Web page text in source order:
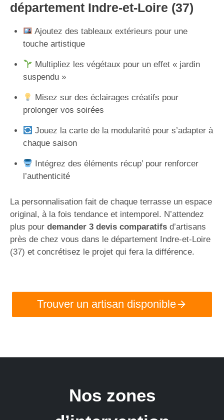
département Indre-et-Loire (37)
Ajoutez des tableaux extérieurs pour une
touche artistique
Multipliez les végétaux pour un effet « jardin
suspendu »
Misez sur des éclairages créatifs pour
prolonger vos soirées
Jouez la carte de la modularité pour s’adapter à
chaque saison
Intégrez des éléments récup’ pour renforcer
l’authenticité
La personnalisation fait de chaque terrasse un espace
original, à la fois tendance et intemporel. N’attendez
plus pour demander 3 devis comparatifs d’artisans
près de chez vous dans le département Indre-et-Loire
(37) et concrétisez le projet qui fera la différence.
Trouver un artisan disponible
Nos zones